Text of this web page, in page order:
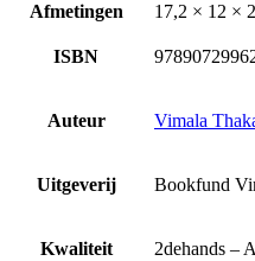
Afmetingen
17,2 × 12 ×
ISBN
Auteur Vimala
Uitgeverij Bookfund
Kwaliteit 2dehands –